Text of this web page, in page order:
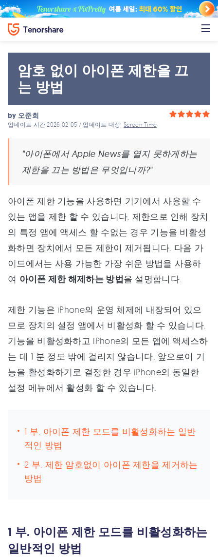
암호 없이 아이폰 제한을 끄
는 방법
by 오준희
업데이트 시간 2026-02-05 / 업데이트 대상Screen Time
"아이폰에서 Apple News를 열지 못하게하는
제한을 끄는 방법은 무엇입니까?"
아이폰 제한 기능을 사용하면 기기에서 사용할 수
있는 앱을 제한 할 수 있습니다. 제한으로 인해 장치
의 특정 앱에 액세스 할 수없는 경우 기능을 비활성
화하면 장치에서 모든 제한이 제거됩니다. 다음 가
이드에서는 사용 가능한 가장 쉬운 방법을 사용하
여 아이폰 제한 해제하는 방법을 설명합니다.
제한 기능은 iPhone의 운영 체제에 내장되어 있으
므로 장치의 설정 앱에서 비활성화 할 수 있습니다.
기능을 비활성화하고 iPhone의 모든 앱에 액세스하
는 데 1 분 정도 밖에 걸리지 않습니다. 앞으로이 기
능을 활성화하기로 결정한 경우 iPhone의 동일한
설정 메뉴에서 활성화 할 수 있습니다.
1 부. 아이폰 제한 모드를 비활성화하는 일반
적인 방법
2 부. 제한 암호없이 아이폰 제한을 제거하는
방법
1 부. 아이폰 제한 모드를 비활성화하는
일반적인 방법